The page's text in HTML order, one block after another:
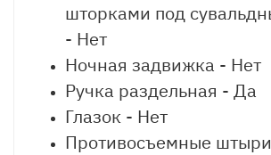
шторками под
- Нет
Ночная задвижка - Нет
Ручка раздельная - Да
Глазок - Нет
Противосъемные